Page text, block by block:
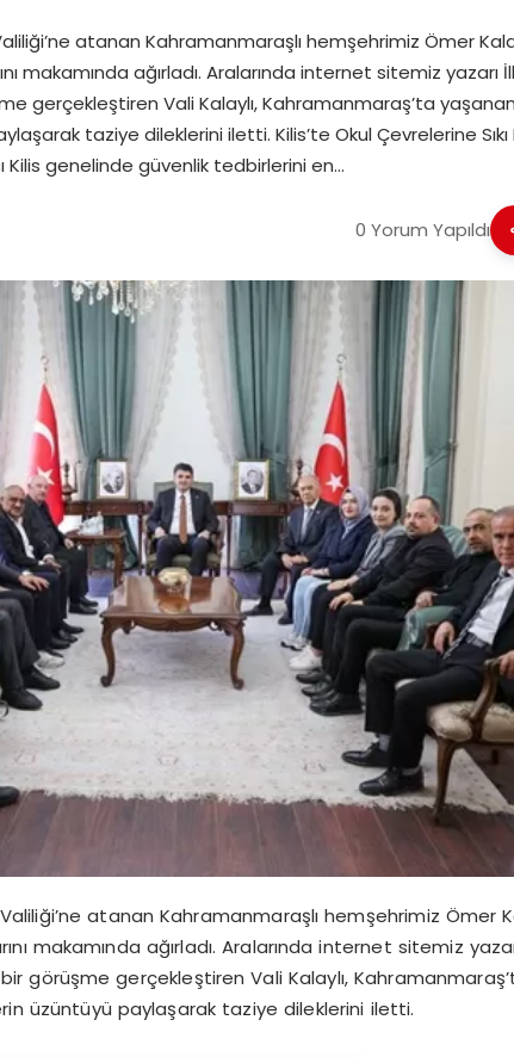
atanan Kahramanmaraşlı hemşehrimiz Ömer
makamında ağırladı. Aralarında internet sitemiz yazarı
gerçekleştiren Vali Kalaylı, Kahramanmaraş’ta
taziye dileklerini iletti. Kilis’te Okul Çevrelerine
Kilis genelinde güvenlik tedbirlerini en…
0 Yorum Yapıldı
atanan Kahramanmaraşlı hemşehrimiz Ömer
makamında ağırladı. Aralarında internet sitemiz
görüşme gerçekleştiren Vali Kalaylı,
üzüntüyü paylaşarak taziye dileklerini iletti.